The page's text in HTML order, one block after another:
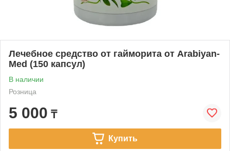
Лечебное средство от гайморита от Arabiyan-
Med (150 капсул)
В наличии
Розница
5 000 ₸
Купить